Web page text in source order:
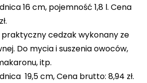
16 cm, pojemność 1,8 l. Cena
praktyczny cedzak wykonany ze
Do mycia i suszenia owoców,
itp.
19,5 cm, Cena brutto: 8,94 zł.